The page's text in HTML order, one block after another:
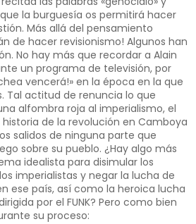
la burguesía os permitirá hacer
Más allá del pensamiento
de hacer revisionismo! Algunos han
No hay más que recordar a Alain
un programa de televisión, por
vencerá!» en la época en la que
Tal actitud de renuncia lo que
alfombra roja al imperialismo, el
de la revolución en Camboya
salidos de ninguna parte que
sobre su pueblo. ¿Hay algo más
idealista para disimular los
imperialistas y negar la lucha de
ese país, así como la heroica lucha
por el FUNK? Pero como bien
su proceso: